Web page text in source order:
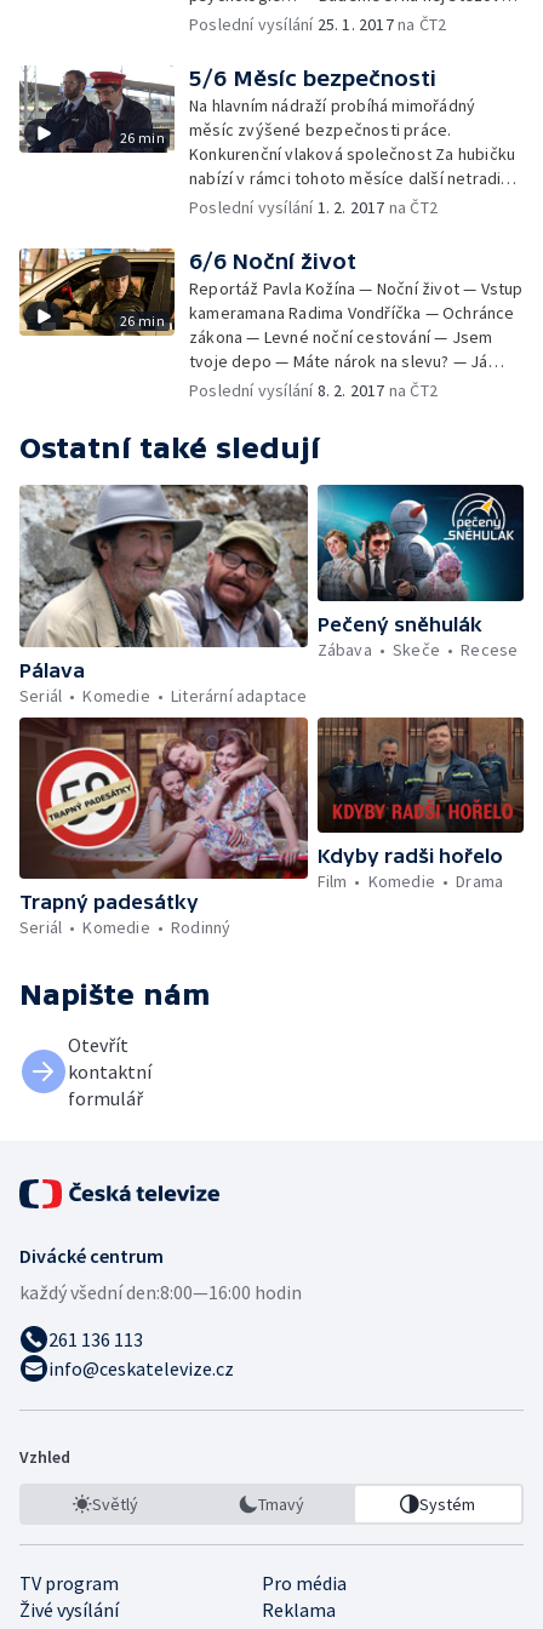
manažera nádraží (III.) — To jsou tak něžná
stvoření! — Pyrotechnická akce — Za
u něj! — Kalinka — Koupila bych mu kytičku…
mu kytičku… (II) — Báseň pro prezidenta (II)
— Přijede prezident! (II) — O bezpečnostních
opatřeních (I) — Výzdoba nádraží (I) — O
bezpečnostních opatřeních (II) — Přijede
prezident! (III) — Mám trauma! — Volejte
Martu Kubišovou! — Výzdoba nádraží (II)
Poslední vysílání 25. 1. 2017na ČT2
26 min
5/6 Měsíc bezpečnosti
Na hlavním nádraží probíhá mimořádný
měsíc zvýšené bezpečnosti práce.
Konkurenční vlaková společnost Za hubičku
nabízí v rámci tohoto měsíce další netradiční
slevy.
Poslední vysílání1. 2. 2017 na ČT2
26 min
6/6 Noční život
Reportáž Pavla Kožína — Noční život — Vstup
kameramana Radima Vondříčka — Ochránce
zákona — Levné noční cestování — Jsem
tvoje depo — Máte nárok na slevu? — Já
bysem potřeboval neschopenku! —
stanice — Bezpečnostní tlačítko (II) —
Kouření zakázáno! (I) — Strojvedoucí —
Doprovod — Kouření zakázáno! (II) — Celá
moje duše pláče — Exclusive menu — Ve dne
jako v noci — Kouření zakázáno! (III)
Poslední vysílání8. 2. 2017 na ČT2
Ostatní také sledují
Pálava
Seriál
Komedie Literární adaptace
Pečený sněhulák
Zábava
Skeče Recese
Trapný padesátky
Seriál
Komedie Rodinný
Kdyby radši hořelo
Film
Komedie Drama
Napište nám
Otevřít
kontaktní
formulář
Divácké centrum
každý všední den:8:00—16:00 hodin
261 136 113
info@ceskatelevize.cz
Vzhled
Světlý Tmavý Systém
TV program
Pro média
Živé vysílání
Reklama